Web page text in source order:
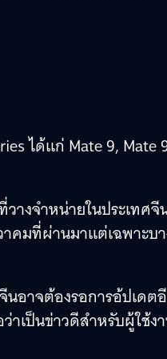
ได้แก่ Mate 9, Mate
างจำหน่ายในประเทศจี
คมที่ผ่านมาแต่เฉพาะบ
นอาจต้องรอการอ้ปเดต
าเป็นข่าวดีสำหรับผู้ใช้ง